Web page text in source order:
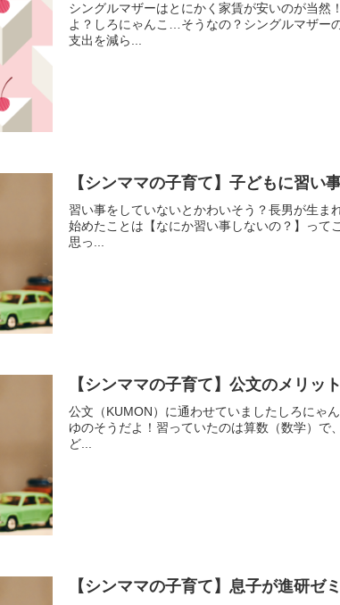
シングルマザーはとにかく家賃が安いのが当
よ？しろにゃんこ…そうなの？シングルマザー
支出を減ら...
【シンママの子育て】子どもに習い
習い事をしていないとかわいそう？長男が生
始めたことは【なにか習い事しないの？】って
思っ...
【シンママの子育て】公文のメリッ
公文（KUMON）に通わせていましたしろにゃ
ゆのそうだよ！習っていたのは算数（数学）で
ど...
【シンママの子育て】息子が進研ゼ